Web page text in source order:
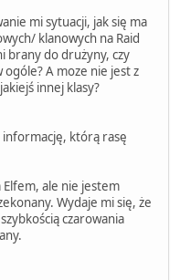
mi sytuacji, jak się ma
klanowych na Raid
brany do drużyny, czy
A moze nie jest z
innej klasy?
informację, którą rasę
Elfem, ale nie jestem
Wydaje mi się, że
czarowania